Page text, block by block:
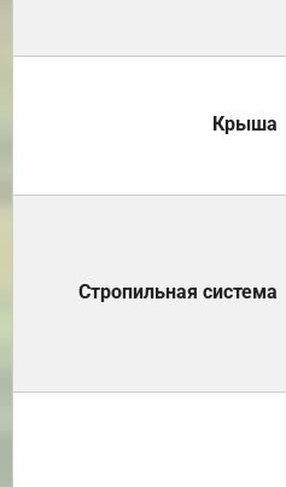
Крыша
Стропильная система